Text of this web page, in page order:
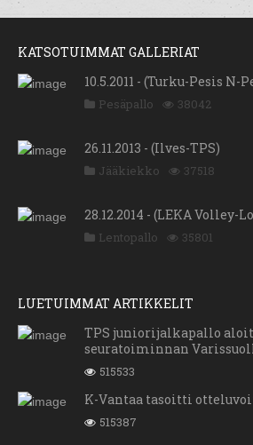
KATSOTUIMMAT GALLERIAT
10.5.2011 - (Turku-Pesis N-
Pesäpallo 38042
26.11.2013 - (Ilves-TPS)
Jääkiekko 37518
28.12.2014 - (LEKA Volley-
Lentopallo 35801
LUETUIMMAT ARTIKKELIT
TPS juniorijalkapallo
seuratoiminnan
515533
K-Vantaa tasoitti
515387